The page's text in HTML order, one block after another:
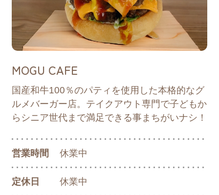
音楽祭2025」開催のお知らせ
2025/02/26 お知らせ
「MOGU CAFE」営業時間の変更について
2025/02/21 リリース
「sans nom market×memoRe」開催のお
2025/02/19 お知らせ
開成山公園内出展店舗に関するアンケート
MOGU CAFE
国産和牛100％のパティを使用した本格的なグ
ルメバーガー店。テイクアウト専門で子どもか
らシニア世代まで満足できる事まちがいナシ！
営業時間 休業中
定休日 休業中